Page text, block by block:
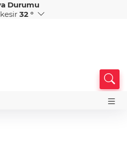
CHF
58,8284
Durumu
32 °